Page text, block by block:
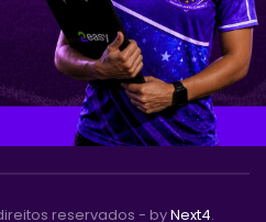
reservados - byNext4.